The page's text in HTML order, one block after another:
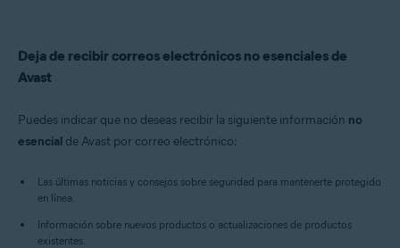
Deja de recibir correos electrónicos no esenciales de
Avast
Puedes indicar que no deseas recibir la siguiente información no
esencial de Avast por correo electrónico:
Las últimas noticias y consejos sobre seguridad para mantenerte protegido
en línea.
Información sobre nuevos productos o actualizaciones de productos
existentes.